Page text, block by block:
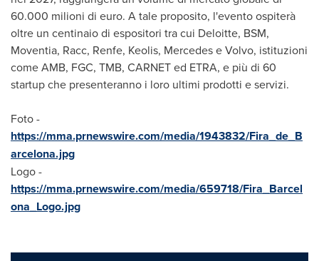
60.000 milioni di euro. A tale proposito, l'evento ospiterà
oltre un centinaio di espositori tra cui Deloitte, BSM,
Moventia, Racc, Renfe, Keolis, Mercedes e Volvo, istituzioni
come AMB, FGC, TMB, CARNET ed ETRA, e più di 60
startup che presenteranno i loro ultimi prodotti e servizi.
Foto -
https://mma.prnewswire.com/media/1943832/Fira_de_B
arcelona.jpg
Logo -
https://mma.prnewswire.com/media/659718/Fira_Barcel
ona_Logo.jpg